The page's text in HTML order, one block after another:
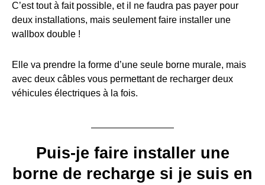
C’est tout à fait possible, et il ne faudra pas payer pour
deux installations, mais seulement faire installer une
wallbox double !
Elle va prendre la forme d’une seule borne murale, mais
avec deux câbles vous permettant de recharger deux
véhicules électriques à la fois.
Puis-je faire installer une
borne de recharge si je suis en